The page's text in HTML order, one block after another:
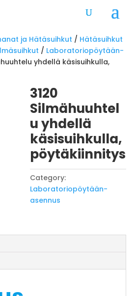
ja Hätäsuihkut / Hätäsuihkut
/ Laboratoriopöytään-
yhdellä käsisuihkulla,
3120
Silmähuuhtel
u yhdellä
käsisuihkulla,
pöytäkiinnitys
Category:
Laboratoriopöytään-
asennus